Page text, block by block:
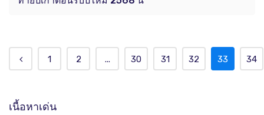
1 2 ... 30 31 32 33 34
เนื้อหาเด่น